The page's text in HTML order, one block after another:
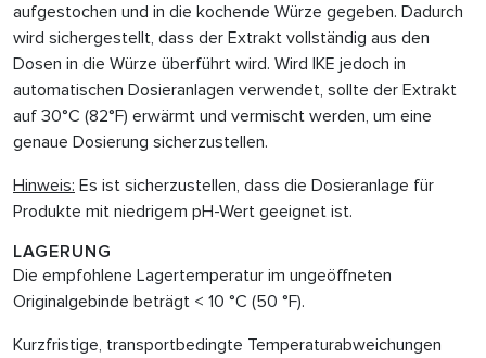
aufgestochen und in die kochende Würze gegeben. Dadurch
wird sichergestellt, dass der Extrakt vollständig aus den
Dosen in die Würze überführt wird. Wird IKE jedoch in
automatischen Dosieranlagen verwendet, sollte der Extrakt
auf 30°C (82°F) erwärmt und vermischt werden, um eine
genaue Dosierung sicherzustellen.
Hinweis: Es ist sicherzustellen, dass die Dosieranlage für
Produkte mit niedrigem pH-Wert geeignet ist.
LAGERUNG
Die empfohlene Lagertemperatur im ungeöffneten
Originalgebinde beträgt < 10 °C (50 °F).
Kurzfristige, transportbedingte Temperaturabweichungen